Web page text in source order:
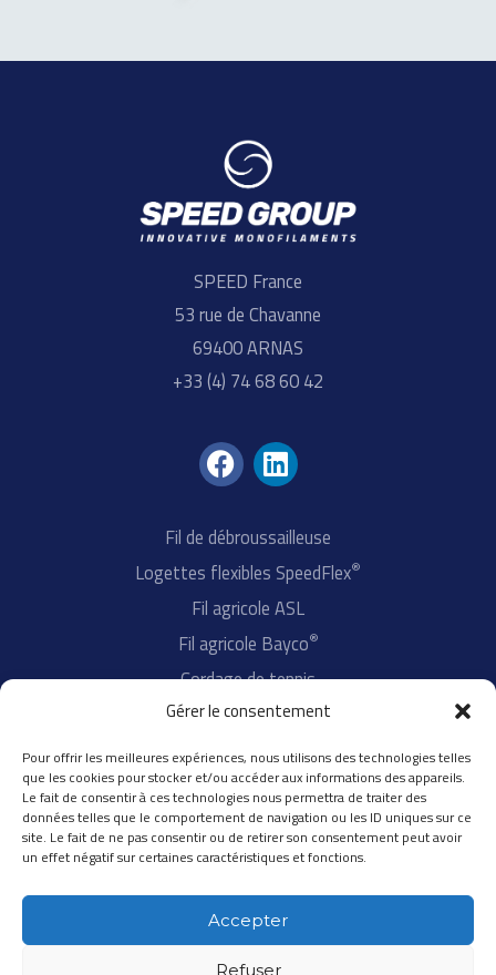
Gérer le consentement
Pour offrir les meilleures expériences, nous utilisons des technologies telles
que les cookies pour stocker et/ou accéder aux informations des appareils.
Le fait de consentir à ces technologies nous permettra de traiter des
données telles que le comportement de navigation ou les ID uniques sur ce
site. Le fait de ne pas consentir ou de retirer son consentement peut avoir
un effet négatif sur certaines caractéristiques et fonctions.
Accepter
Refuser
SPEED France
53 rue de Chavanne
69400 ARNAS
+33 (4) 74 68 60 42
F
a
e
b
o
o
k
L
i
k
e
d
i
n
Fil de débroussailleuse
Logettes flexibles SpeedFlex®
Fil agricole ASL
Fil agricole Bayco®
Cordage de tennis
Fil d'aiguillage
A propos de SPEED GROUP
Innovation
Qualité
Distributeurs Speedflex